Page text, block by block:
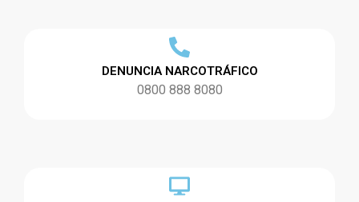
DENUNCIA NARCOTRÁFICO
0800 888 8080